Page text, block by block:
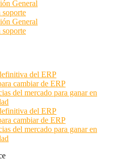
General
soporte
General
soporte
del ERP
cambiar de ERP
del mercado para ganar en
del ERP
cambiar de ERP
del mercado para ganar en